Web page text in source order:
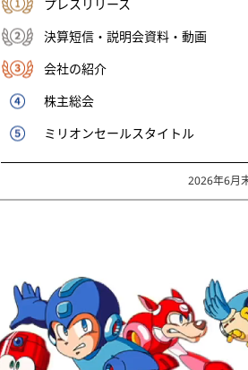
プレスリリース
決算短信・説明会資料・動画
会社の紹介
株主総会
ミリオンセールスタイトル
2026年6月